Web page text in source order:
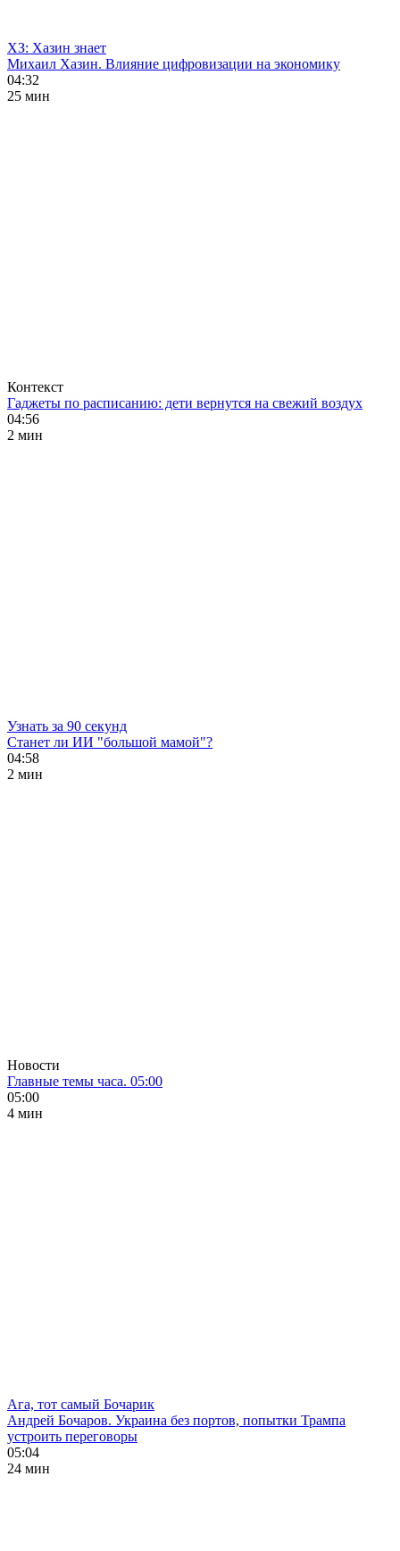
ХЗ: Хазин знает
Михаил Хазин. Влияние цифровизации на экономику
04:32
25 мин
Контекст
Гаджеты по расписанию: дети вернутся на свежий воздух
04:56
2 мин
Узнать за 90 секунд
Станет ли ИИ "большой мамой"?
04:58
2 мин
Новости
Главные темы часа. 05:00
05:00
4 мин
Ага, тот самый Бочарик
Андрей Бочаров. Украина без портов, попытки Трампа
устроить переговоры
05:04
24 мин